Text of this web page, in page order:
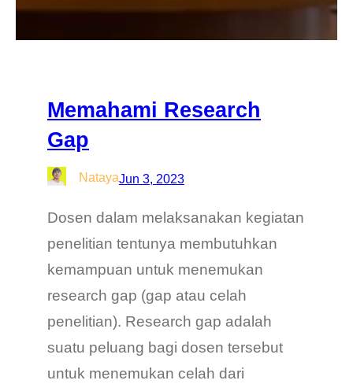
Memahami Research
Gap
NatayaJun 3, 2023
Dosen dalam melaksanakan kegiatan
penelitian tentunya membutuhkan
kemampuan untuk menemukan
research gap (gap atau celah
penelitian). Research gap adalah
suatu peluang bagi dosen tersebut
untuk menemukan celah dari